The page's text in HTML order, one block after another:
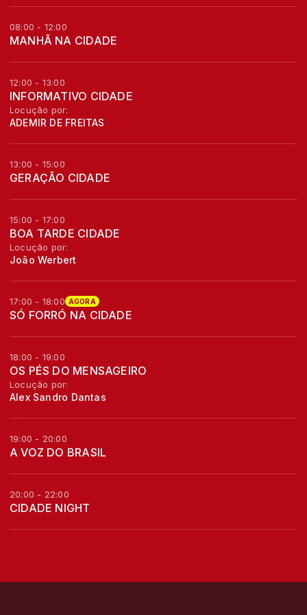
08:00 - 12:00
MANHÃ NA CIDADE
12:00 - 13:00
INFORMATIVO CIDADE
Locução por:
ADEMIR DE FREITAS
13:00 - 15:00
GERAÇÃO CIDADE
15:00 - 17:00
BOA TARDE CIDADE
Locução por:
João Werbert
17:00 - 18:00 AGORA
SÓ FORRÓ NA CIDADE
18:00 - 19:00
OS PÉS DO MENSAGEIRO
Locução por:
Alex Sandro Dantas
19:00 - 20:00
A VOZ DO BRASIL
20:00 - 22:00
CIDADE NIGHT